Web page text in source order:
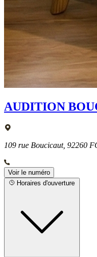
AUDITION
109 rue Boucicaut, 92260
Voir le numéro
Horaires d'ouverture